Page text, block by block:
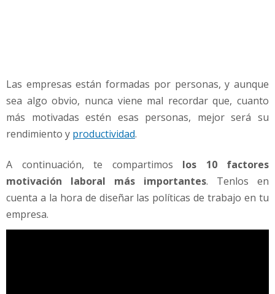
r
e
s
a
Las empresas están formadas por personas, y aunque
sea algo obvio, nunca viene mal recordar que, cuanto
más motivadas estén esas personas, mejor será su
rendimiento y productividad.
A continuación, te compartimos los 10 factores
motivación laboral más importantes. Tenlos en
cuenta a la hora de diseñar las políticas de trabajo en tu
empresa.